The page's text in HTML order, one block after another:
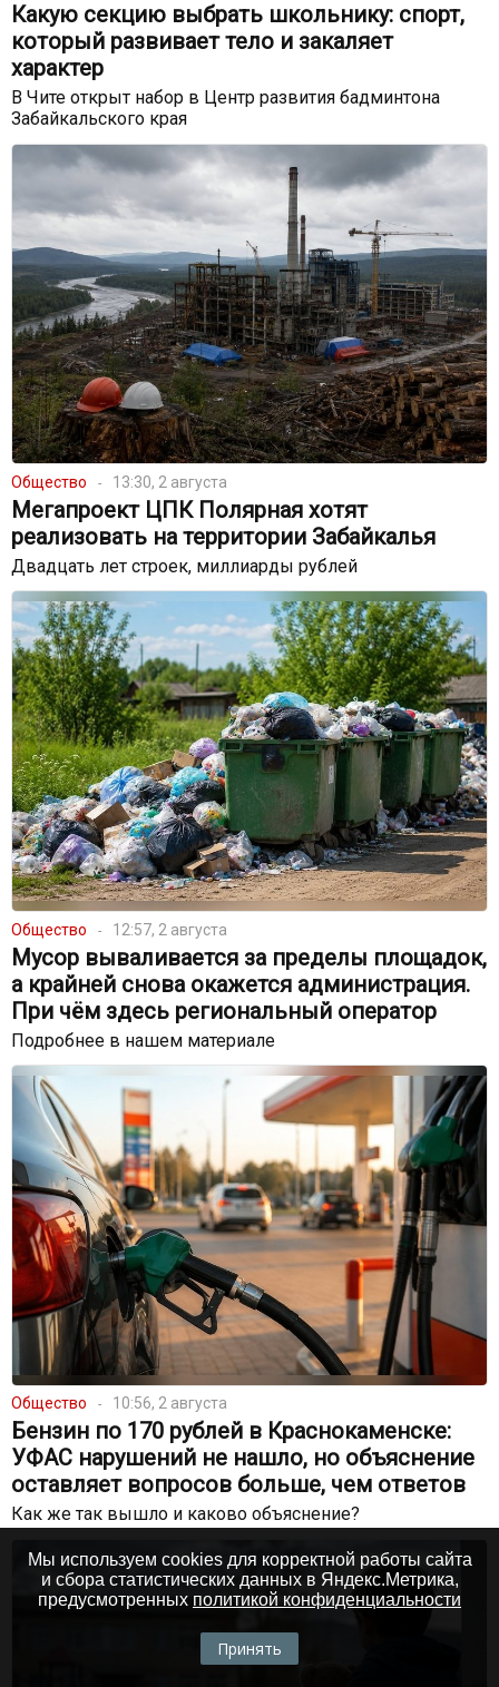
Какую секцию выбрать школьнику: спорт,
который развивает тело и закаляет
характер
В Чите открыт набор в Центр развития бадминтона
Забайкальского края
Общество 13:30, 2 августа
Мегапроект ЦПК Полярная хотят
реализовать на территории Забайкалья
Двадцать лет строек, миллиарды рублей
Общество 12:57, 2 августа
Мусор вываливается за пределы площадок,
а крайней снова окажется администрация.
При чём здесь региональный оператор
Подробнее в нашем материале
Общество 10:56, 2 августа
Бензин по 170 рублей в Краснокаменске:
УФАС нарушений не нашло, но объяснение
оставляет вопросов больше, чем ответов
Как же так вышло и каково объяснение?
Мы используем cookies для корректной работы сайта
и сбора статистических данных в Яндекс.Метрика,
предусмотренных политикой конфиденциальности
Принять